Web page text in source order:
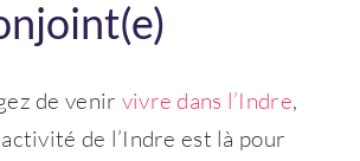
de venir vivre dans l’Indre,
de l’Indre est là pour